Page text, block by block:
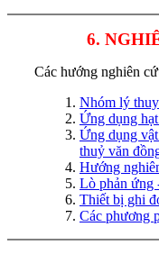
6.
Các hướng nghiên
Nhóm lý
Ứng dụng
Ứng dụng
thuỷ văn
Hướng
Lò phản ứng
Thiết bị ghi
Các phương